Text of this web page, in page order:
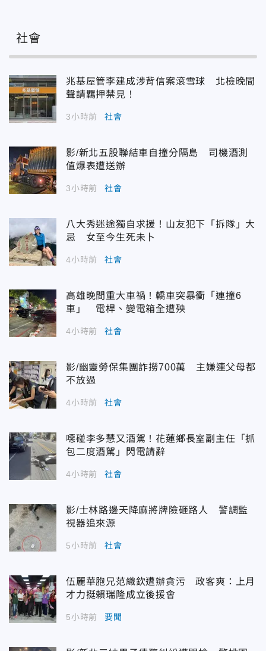
社會
兆基屋管李建成涉背信案滾雪球 北檢晚間
聲請羈押禁見！
3小時前 社會
影/新北五股聯結車自撞分隔島 司機酒測
值爆表遭送辦
3小時前 社會
八大秀迷途獨自求援！山友犯下「拆隊」大
忌 女至今生死未卜
4小時前 社會
高雄晚間重大車禍！轎車突暴衝「連撞6
車」 電桿、變電箱全遭殃
4小時前 社會
影/幽靈勞保集團詐撈700萬 主嫌連父母都
不放過
4小時前 社會
噁碰李多慧又酒駕！花蓮鄉長室副主任「抓
包二度酒駕」閃電請辭
4小時前 社會
影/士林路邊天降麻將牌險砸路人 警調監
視器追來源
5小時前 社會
伍麗華胞兄范織欽遭辦貪污 政客爽：上月
才力挺賴瑞隆成立後援會
5小時前 要聞